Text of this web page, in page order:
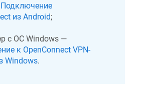
Подключение
из Android;
с ОС Windows —
к OpenConnect VPN-
Windows.